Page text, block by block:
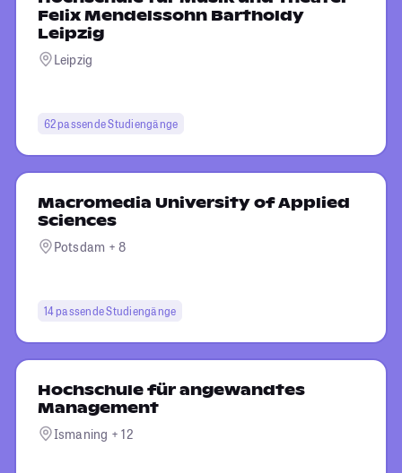
Felix Mendelssohn Bartholdy
Leipzig
Leipzig
62 passende Studiengänge
Macromedia University of Applied
Sciences
Potsdam + 8
14 passende Studiengänge
Hochschule für angewandtes
Management
Ismaning + 12